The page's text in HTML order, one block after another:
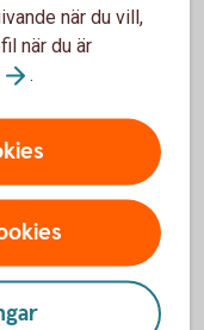
när du vill,
när du är
.